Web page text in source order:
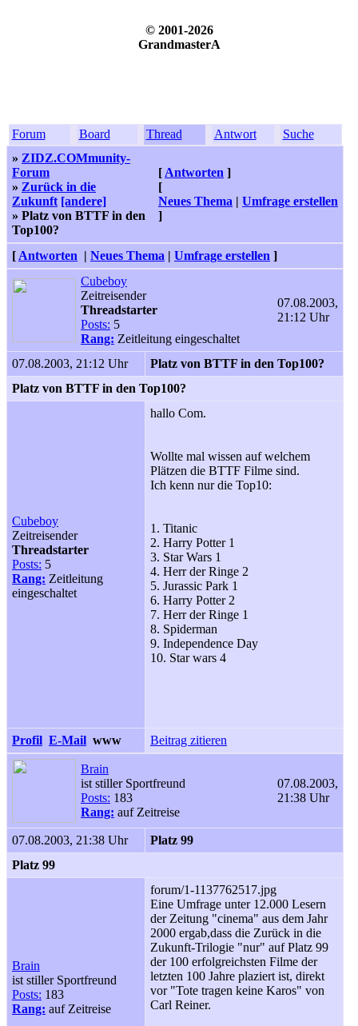
© 2001-2026
GrandmasterA
Forum Board Thread Antwort
Suche
» ZIDZ.COMmunity-
Forum
» Zurück in die
Zukunft [andere]
» Platz von BTTF in den
Top100?
[ Antworten ]
[
Neues Thema | Umfrage erstellen
]
[ Antworten | Neues Thema | Umfrage erstellen ]
Cubeboy
Zeitreisender
Threadstarter
Posts: 5
Rang: Zeitleitung eingeschaltet
07.08.2003,
21:12 Uhr
07.08.2003, 21:12 Uhr
Platz von BTTF in den Top100?
Platz von BTTF in den Top100?
Cubeboy
Zeitreisender
Threadstarter
Posts: 5
Rang: Zeitleitung
eingeschaltet
hallo Com.
Wollte mal wissen auf welchem
Plätzen die BTTF Filme sind.
Ich kenn nur die Top10:
1. Titanic
2. Harry Potter 1
3. Star Wars 1
4. Herr der Ringe 2
5. Jurassic Park 1
6. Harry Potter 2
7. Herr der Ringe 1
8. Spiderman
9. Independence Day
10. Star wars 4
Profil E-Mail www Beitrag zitieren
Brain
ist stiller Sportfreund
Posts: 183
Rang: auf Zeitreise
07.08.2003,
21:38 Uhr
07.08.2003, 21:38 Uhr
Platz 99
Platz 99
Brain
ist stiller Sportfreund
Posts: 183
Rang: auf Zeitreise
forum/1-1137762517.jpg
Eine Umfrage unter 12.000 Lesern
der Zeitung "cinema" aus dem Jahr
2000 ergab,dass die Zurück in die
Zukunft-Trilogie "nur" auf Platz 99
der 100 erfolgreichsten Filme der
letzten 100 Jahre plaziert ist, direkt
vor "Tote tragen keine Karos" von
Carl Reiner.